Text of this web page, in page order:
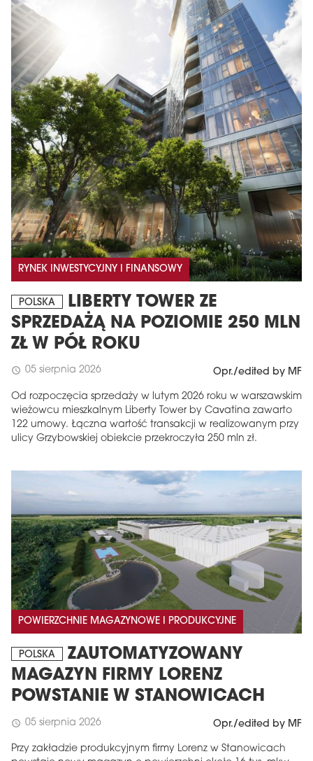
RYNEK INWESTYCYJNY I FINANSOWY
POLSKA
LIBERTY TOWER ZE
SPRZEDAŻĄ NA POZIOMIE 250 MLN
ZŁ W PÓŁ ROKU
schedule 05 sierpnia 2026 Opr./edited by MF
Od rozpoczęcia sprzedaży w lutym 2026 roku w warszawskim
wieżowcu mieszkalnym Liberty Tower by Cavatina zawarto
122 umowy. Łączna wartość transakcji w realizowanym przy
ulicy Grzybowskiej obiekcie przekroczyła 250 mln zł.
POWIERZCHNIE MAGAZYNOWE I PRODUKCYJNE
POLSKA
ZAUTOMATYZOWANY
MAGAZYN FIRMY LORENZ
POWSTANIE W STANOWICACH
schedule 05 sierpnia 2026 Opr./edited by MF
Przy zakładzie produkcyjnym firmy Lorenz w Stanowicach